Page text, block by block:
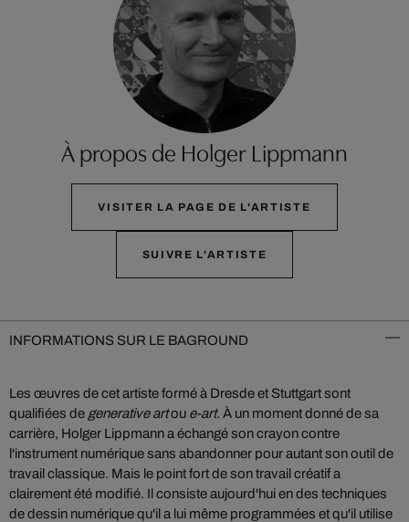
À propos de Holger Lippmann
VISITER LA PAGE DE L'ARTISTE
SUIVRE L'ARTISTE
INFORMATIONS SUR LE BAGROUND
Les œuvres de cet artiste formé à Dresde et Stuttgart sont
qualifiées de generative artou e-art. À un moment donné de sa
carrière, Holger Lippmann a échangé son crayon contre
l'instrument numérique sans abandonner pour autant son outil de
travail classique. Mais le point fort de son travail créatif a
clairement été modifié. Il consiste aujourd'hui en des techniques
de dessin numérique qu'il a lui même programmées et qu'il utilise